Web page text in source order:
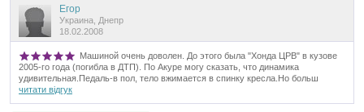
Егор
Украина, Днепр
18.02.2008
Машиной очень доволен. До этого была "Хонда ЦРВ" в кузове
2005-го года (погибла в ДТП). По Акуре могу сказать, что динамика
удивительная.Педаль-в пол, тело вжимается в спинку кресла.Но больш
читати відгук